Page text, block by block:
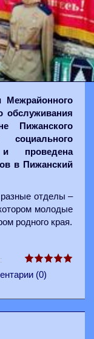
Межрайонного
обслуживания
Пижанского
и проведена
в Пижанский
отделы –
молодые
родного края.
(0)